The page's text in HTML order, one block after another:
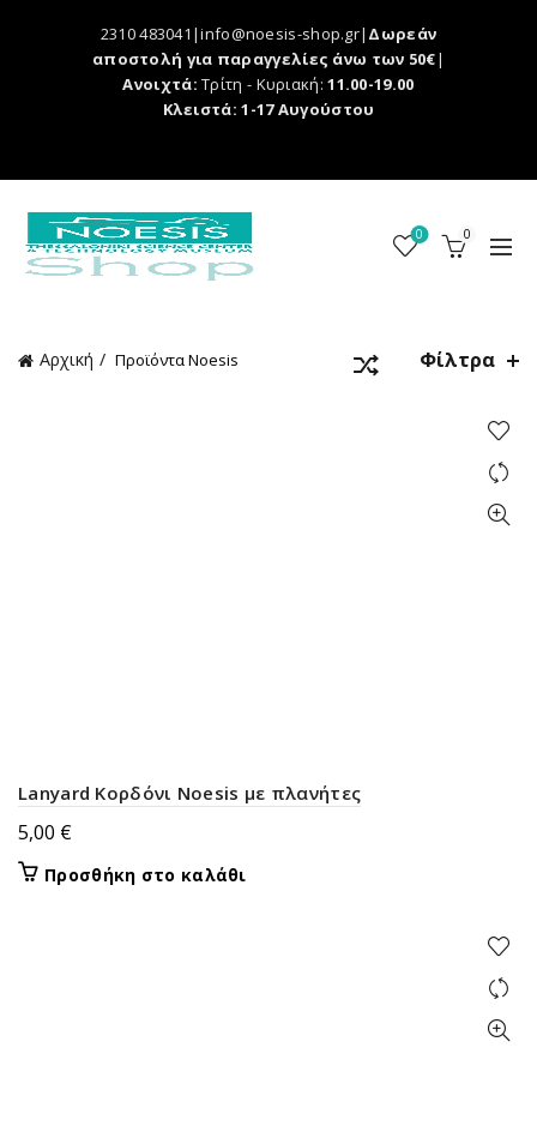
2310 483041|info@noesis-shop.gr| Δωρεάν
αποστολή για παραγγελίες άνω των 50€|
Ανοιχτά:Τρίτη - Κυριακή: 11.00-19.00
Κλειστά: 1-17 Αυγούστου
0 0
Αρχική Προϊόντα Noesis Φίλτρα
Lanyard Κορδόνι Noesis με πλανήτες
5,00 €
Προσθήκη στο καλάθι